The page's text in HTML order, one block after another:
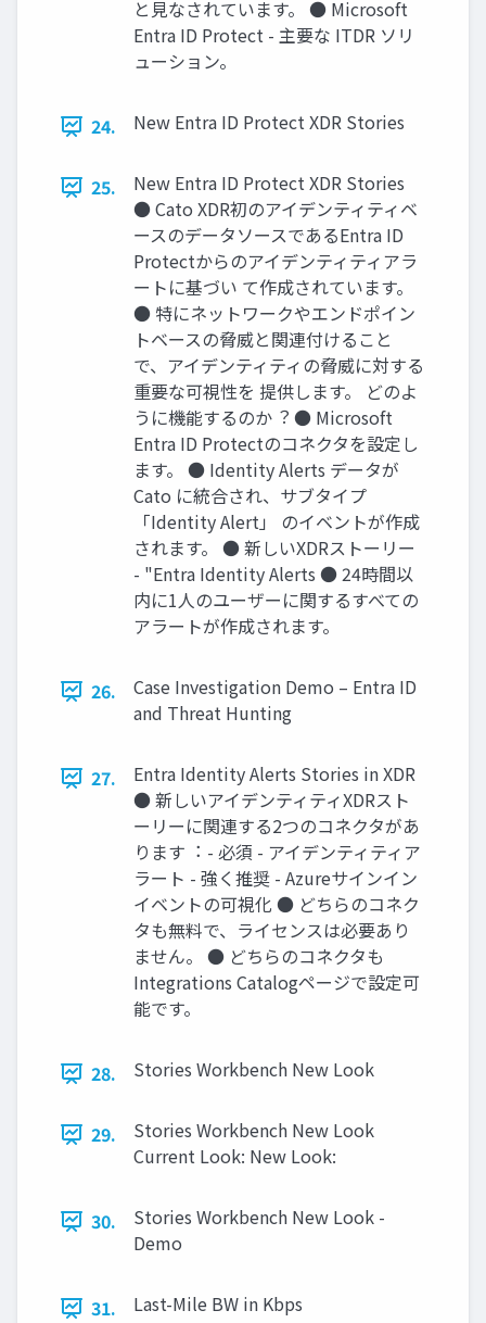
と⾒なされています。 ● Microsoft
Entra ID Protect - 主要な ITDR ソリ
ューション。
24. New Entra ID Protect XDR Stories
25.
New Entra ID Protect XDR Stories
● Cato XDR初のアイデンティティベ
ースのデータソースであるEntra ID
Protectからのアイデンティティアラ
ートに基づい て作成されています。
● 特にネットワークやエンドポイン
トベースの脅威と関連付けること
で、アイデンティティの脅威に対する
重要な可視性を 提供します。 どのよ
うに機能するのか︖ ● Microsoft
Entra ID Protectのコネクタを設定し
ます。 ● Identity Alerts データが
Cato に統合され、サブタイプ
「Identity Alert」 のイベントが作成
されます。 ● 新しいXDRストーリー
- "Entra Identity Alerts ● 24時間以
内に1⼈のユーザーに関するすべての
アラートが作成されます。
26.
Case Investigation Demo – Entra ID
and Threat Hunting
27.
Entra Identity Alerts Stories in XDR
● 新しいアイデンティティXDRスト
ーリーに関連する2つのコネクタがあ
ります︓ - 必須 - アイデンティティア
ラート - 強く推奨 - Azureサインイン
イベントの可視化 ● どちらのコネク
タも無料で、ライセンスは必要あり
ません。 ● どちらのコネクタも
Integrations Catalogページで設定可
能です。
28. Stories Workbench New Look
29.
Stories Workbench New Look
Current Look: New Look:
30.
Stories Workbench New Look -
Demo
31. Last-Mile BW in Kbps